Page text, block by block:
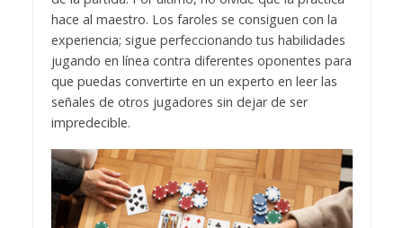
hace al maestro. Los faroles se consiguen con la
experiencia; sigue perfeccionando tus habilidades
jugando en línea contra diferentes oponentes para
que puedas convertirte en un experto en leer las
señales de otros jugadores sin dejar de ser
impredecible.